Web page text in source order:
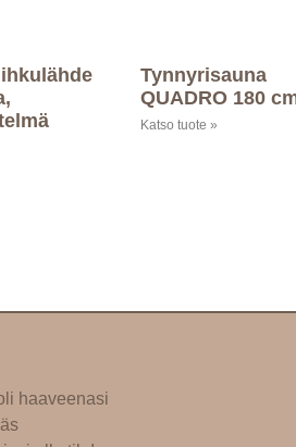
Tynnyrisauna
QUADRO 180
Katso tuote »
haaveenasi